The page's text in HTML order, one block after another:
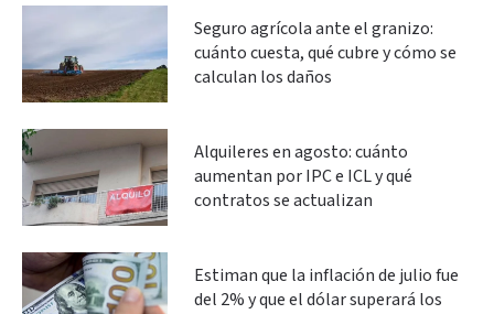
Seguro agrícola ante el granizo:
cuánto cuesta, qué cubre y cómo se
calculan los daños
Alquileres en agosto: cuánto
aumentan por IPC e ICL y qué
contratos se actualizan
Estiman que la inflación de julio fue
del 2% y que el dólar superará los